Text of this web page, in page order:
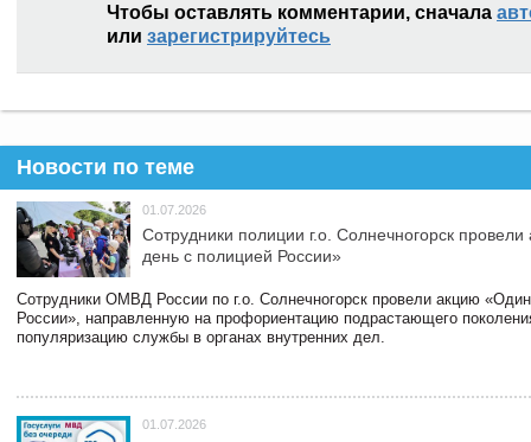
Чтобы оставлять комментарии, сначала
или зарегистрируйтесь
Новости по теме
01.07.2026
Сотрудники полиции г.о. Солнечногорск
день с полицией России»
Сотрудники ОМВД России по г.о. Солнечногорск провели акцию
России», направленную на профориентацию подрастающего
популяризацию службы в органах внутренних дел.
01.07.2026